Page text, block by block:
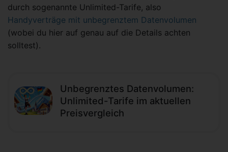
durch sogenannte Unlimited-Tarife, also
Handyverträge mit unbegrenztem Datenvolumen
(wobei du hier auf genau auf die Details achten
solltest).
Unbegrenztes Datenvolumen:
Unlimited-Tarife im aktuellen
Preisvergleich